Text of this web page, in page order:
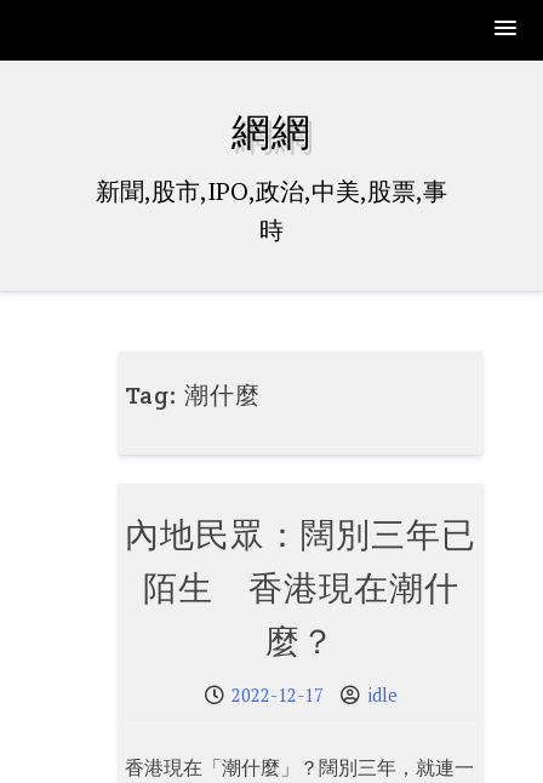
網網
新聞,股市,IPO,政治,中美,股票,事
時
Tag:潮什麼
內地民眾：闊別三年已
陌生 香港現在潮什
麼？
2022-12-17 idle
香港現在「潮什麼」？闊別三年，就連一